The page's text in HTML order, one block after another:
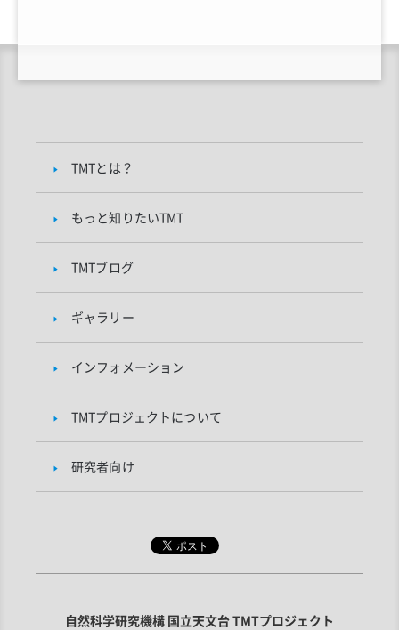
TMTとは？
もっと知りたいTMT
TMTブログ
ギャラリー
インフォメーション
TMTプロジェクトについて
研究者向け
自然科学研究機構 国立天文台 TMTプロジェクト